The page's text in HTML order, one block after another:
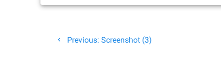
Beitragsnavigation
Previous: Previous
Screenshot (3)